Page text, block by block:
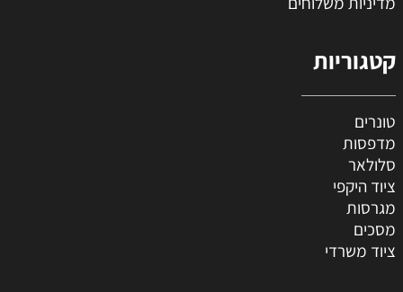
קטגוריות
טונרים
מדפסות
סלולאר
ציוד היקפי
מגרסות
מסכים
ציוד משרדי